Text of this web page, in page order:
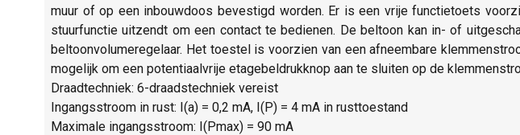
muur of op een inbouwdoos bevestigd worden. Er is een vrije functietoets
stuurfunctie uitzendt om een contact te bedienen. De beltoon kan in- of
beltoonvolumeregelaar. Het toestel is voorzien van een afneembare
mogelijk om een potentiaalvrije etagebeldrukknop aan te sluiten op de
Draadtechniek: 6-draadstechniek vereist
Ingangsstroom in rust: I(a) = 0,2 mA, I(P) = 4 mA in rusttoestand
Maximale ingangsstroom: I(Pmax) = 90 mA